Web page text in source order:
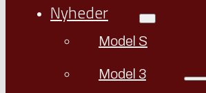
Nyheder
Model S
Model 3